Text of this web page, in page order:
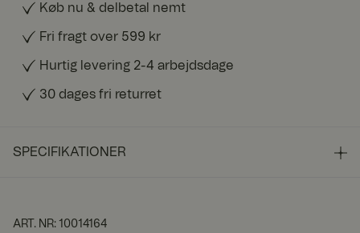
Køb nu & delbetal nemt
Fri fragt over 599 kr
Hurtig levering 2-4 arbejdsdage
30 dages fri returret
SPECIFIKATIONER
ART. NR: 10014164